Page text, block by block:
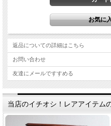
返品についての詳細はこちら
お問い合わせ
友達にメールですすめる
当店のイチオシ！レアアイテム